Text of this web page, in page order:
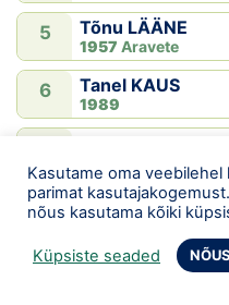
5 Tõnu LÄÄNE
1957 Aravete
6 Tanel KAUS
1989
8 Rita SINIVÄLI
1966
9 Heli KAIN
Kasutame oma
parimat
nõus kasutama kõiki
Küpsiste seaded